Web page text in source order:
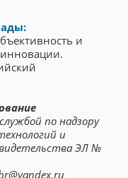
и
инновации.
по надзору
и
ЭЛ №